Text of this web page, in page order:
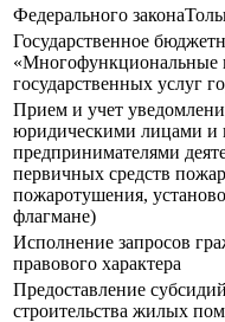
Федерального
Государственное
«Многофункциональные
государственных услуг
Прием и учет
юридическими лицами и
предпринимателями
первичных средств
пожаротушения,
флагмане)
Исполнение запросов
правового характера
Предоставление
строительства жилых